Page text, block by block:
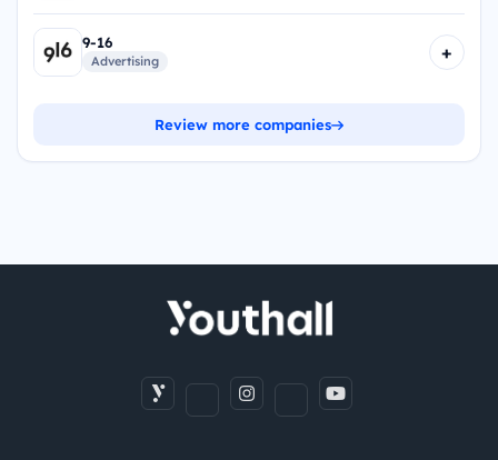
9-16
Advertising +
Review more companies